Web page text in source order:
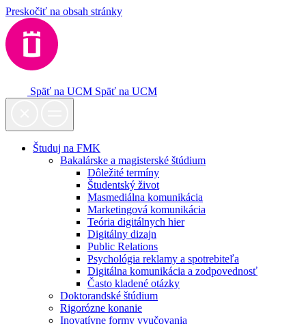
Preskočiť na obsah stránky
Späť na UCM Späť na UCM
Študuj na FMK
Bakalárske a magisterské štúdium
Dôležité termíny
Študentský život
Masmediálna komunikácia
Marketingová komunikácia
Teória digitálnych hier
Digitálny dizajn
Public Relations
Psychológia reklamy a spotrebiteľa
Digitálna komunikácia a zodpovednosť
Často kladené otázky
Doktorandské štúdium
Rigorózne konanie
Inovatívne formy vyučovania